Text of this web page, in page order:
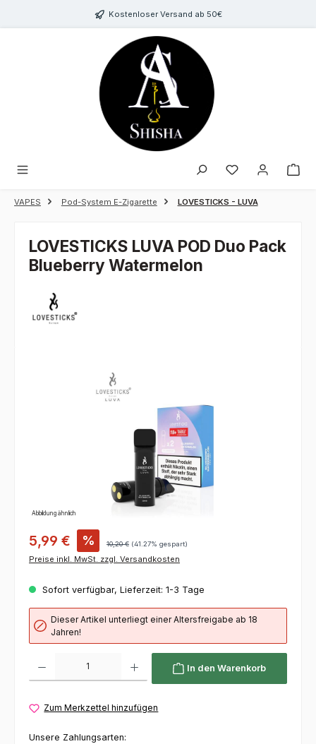
Zum Hauptinhalt springenKostenloser Versand ab 50€
Du hast 0
VAPES Pod-System E-Zigarette LOVESTICKS - LUVA
LOVESTICKS LUVA POD Duo Pack
Blueberry Watermelon
Abbildung ähnlich
5,99 € % 10,20 € (41.27% gespart)
Preise inkl. MwSt. zzgl. Versandkosten
Sofort verfügbar, Lieferzeit: 1-3 Tage
Dieser Artikel unterliegt einer Altersfreigabe ab 18
Jahren!
In den Warenkorb
Zum Merkzettel hinzufügen
Unsere Zahlungsarten: